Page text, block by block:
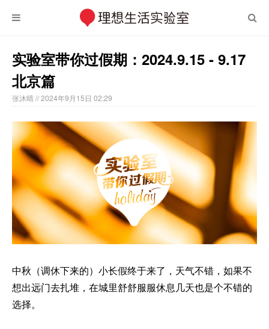
实验室带你过假期：2024.9.15 - 9.17
北京篇
张沐晴// 2024年9月15日 02:29
中秋（调休下来的）小长假终于来了，天气不错，如果不
想出远门去扎堆，在城里舒舒服服休息几天也是个不错的
选择。